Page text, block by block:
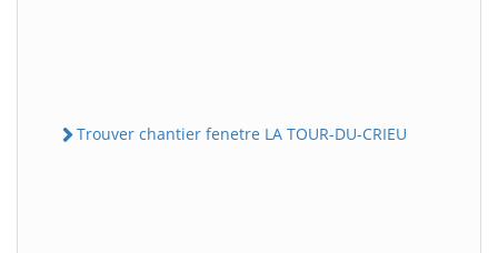
Trouver chantier fenetre LA TOUR-DU-CRIEU